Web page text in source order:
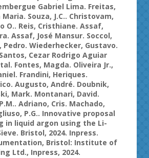
Gabriel Lima. Freitas,
Maria. Souza, J.C.. Christovam,
O.. Reis, Cristhiane. Assaf,
Assaf, José Mansur. Soccol,
Pedro. Wiederhecker, Gustavo.
Cezar Rodrigo Aguiar
. Fontes, Magda. Oliveira Jr.,
Frandini, Heriques.
Augusto, André. Doubnik,
, Mark. Montanari, David.
Adriano, Cris. Machado,
, P.G.. Innovative proposal
in liquid argon using the Li-
. Bristol, 2024. Inpress.
Bristol: Institute of
Ltd., Inpress, 2024.